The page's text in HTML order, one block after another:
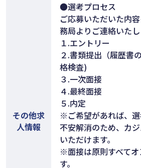
その他求
人情報
●選考プロセス
ご応募いただいた内
務局よりご連絡いたし
１.エントリー
２.書類提出（履歴書
格検査)
３.一次面接
４.最終面接
５.内定
※ご希望があれば、
不安解消のため、カ
いただけます。
※面接は原則すべて
す。